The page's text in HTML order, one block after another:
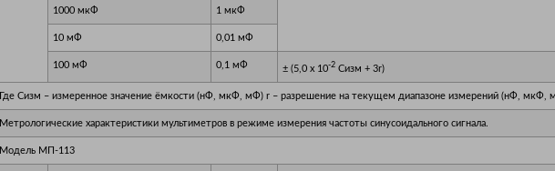
1000 мкФ 1 мкФ
10 мФ 0,01 мФ
100 мФ 0,1 мФ ± (5,0 х 10-2 Сизм + 3r)
Где Cизм – измеренное значение ёмкости (нФ, мкФ, мФ) r – разрешение на текущем диапазоне измерений (нФ, мкФ,
Метрологические характеристики мультиметров в режиме измерения частоты синусоидального сигнала.
Модель МП-113